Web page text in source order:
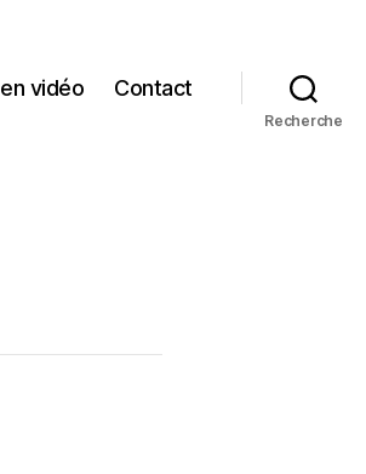
en vidéo Contact
Recherche